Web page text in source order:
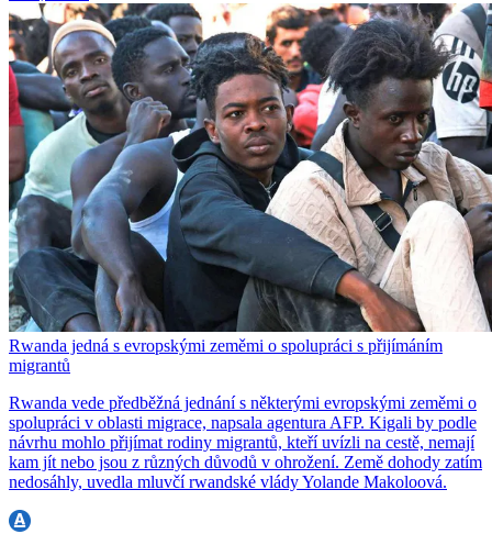
Rwanda jedná s evropskými zeměmi o spolupráci s přijímáním
migrantů
Rwanda vede předběžná jednání s některými evropskými zeměmi o
spolupráci v oblasti migrace, napsala agentura AFP. Kigali by podle
návrhu mohlo přijímat rodiny migrantů, kteří uvízli na cestě, nemají
kam jít nebo jsou z různých důvodů v ohrožení. Země dohody zatím
nedosáhly, uvedla mluvčí rwandské vlády Yolande Makoloová.